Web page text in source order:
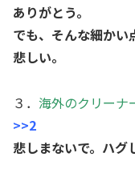
ありがとう。
でも、そんな細か
悲しい。
３． 海外のクリーナ
>>2
悲しまないで。ハグ